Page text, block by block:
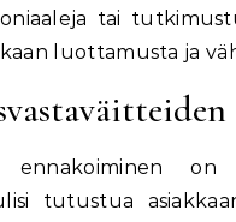
tai
luottamusta ja
ennakoiminen
tutustua